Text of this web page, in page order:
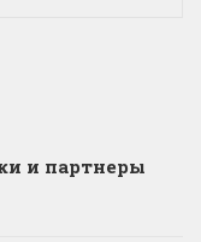
и партнеры